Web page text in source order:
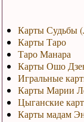
Карты Судьбы
Карты Таро
Таро Манара
Карты Ошо
Игральные
Карты Марии
Цыганские
Карты мадам